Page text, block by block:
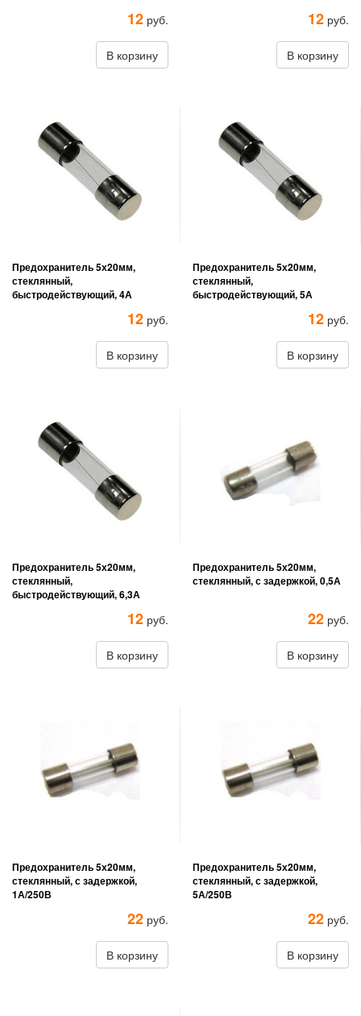
12 руб.
В корзину
12 руб.
В корзину
Предохранитель 5х20мм,
стеклянный,
быстродействующий, 4А
12 руб.
В корзину
Предохранитель 5х20мм,
стеклянный,
быстродействующий, 5А
12 руб.
В корзину
Предохранитель 5х20мм,
стеклянный,
быстродействующий, 6,3А
12 руб.
В корзину
Предохранитель 5х20мм,
стеклянный, с задержкой, 0,5А
22 руб.
В корзину
Предохранитель 5х20мм,
стеклянный, с задержкой,
1А/250В
22 руб.
В корзину
Предохранитель 5х20мм,
стеклянный, с задержкой,
5А/250В
22 руб.
В корзину